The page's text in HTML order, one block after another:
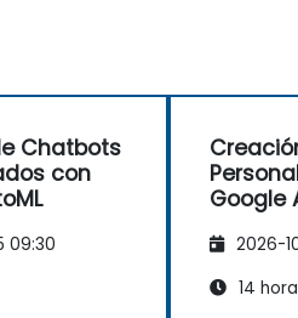
Chatbots
con
09:30
Google
2026-
14